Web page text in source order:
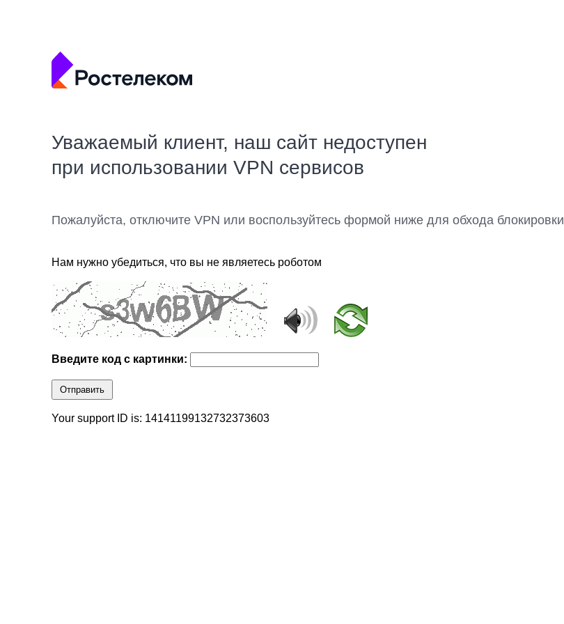
Уважаемый клиент, наш сайт недоступен
при использовании VPN сервисов
Пожалуйста, отключите VPN или воспользуйтесь формой ниже для обхода блокировки
Нам нужно убедиться, что вы не являетесь роботом
Введите код с картинки:
Отправить
Your support ID is: 14141199132732373603